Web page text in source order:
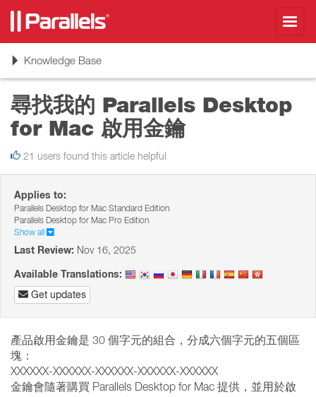
ToggleKnowledge Base
尋找我的 Parallels Desktop
for Mac 啟用金鑰
21 users found this article helpful
Applies to:
Parallels Desktop for Mac Standard Edition
Parallels Desktop for Mac Pro Edition
Show all
Last Review: Nov 16, 2025
Available Translations:
Get updates
產品啟用金鑰是 30 個字元的組合，分成六個字元的五個區
塊：
XXXXXX-XXXXXX-XXXXXX-XXXXXX-XXXXXX
金鑰會隨著購買 Parallels Desktop for Mac 提供，並用於啟